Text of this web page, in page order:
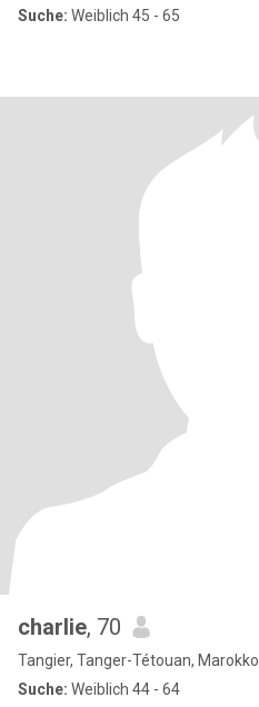
Suche: Weiblich 45 - 65
charlie, 70
Tangier, Tanger-Tétouan, Marokko
Suche: Weiblich 44 - 64